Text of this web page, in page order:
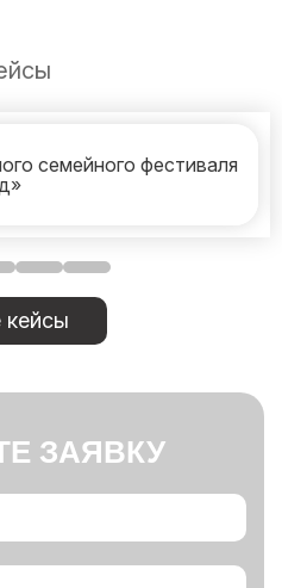
семейного фестиваля
кейсы
ЗАЯВКУ